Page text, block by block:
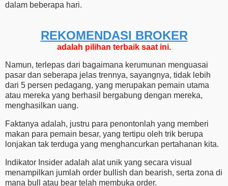
dalam beberapa hari.
REKOMENDASI ​​BROKER
adalah pilihan terbaik saat ini.
Namun, terlepas dari bagaimana kerumunan menguasai
pasar dan seberapa jelas trennya, sayangnya, tidak lebih
dari 5 persen pedagang, yang merupakan pemain utama
atau mereka yang berhasil bergabung dengan mereka,
menghasilkan uang.
Faktanya adalah, justru para penontonlah yang memberi
makan para pemain besar, yang tertipu oleh trik berupa
lonjakan tak terduga yang menghancurkan pertahanan kita.
Indikator Insider adalah alat unik yang secara visual
menampilkan jumlah order bullish dan bearish, serta zona di
mana bull atau bear telah membuka order.